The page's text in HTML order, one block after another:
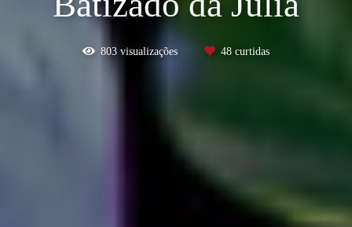
803 visualizações 48 curtidas